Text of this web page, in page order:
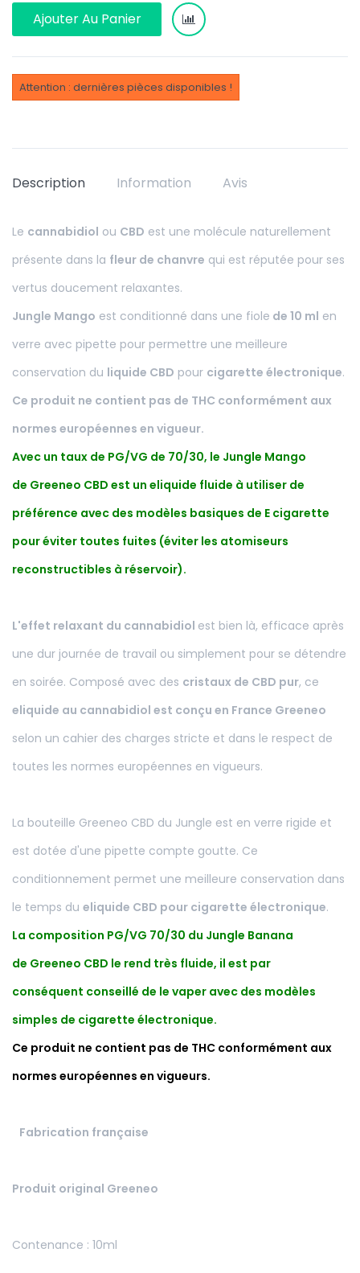
Ajouter Au Panier
Attention : dernières pièces disponibles !
Description Information Avis
Le cannabidiol ou CBD est une molécule naturellement
présente dans la fleur de chanvre qui est réputée pour ses
vertus doucement relaxantes.
Jungle Mango est conditionné dans une fiole de 10 ml en
verre avec pipette pour permettre une meilleure
conservation du liquide CBD pour cigarette électronique.
Ce produit ne contient pas de THC conformément aux
normes européennes en vigueur.
Avec un taux de PG/VG de 70/30, le Jungle Mango
de Greeneo CBD est un eliquide fluide à utiliser de
préférence avec des modèles basiques de E cigarette
pour éviter toutes fuites (éviter les atomiseurs
reconstructibles à réservoir).
L'effet relaxant du cannabidiol est bien là, efficace après
une dur journée de travail ou simplement pour se détendre
en soirée. Composé avec des cristaux de CBD pur, ce
eliquide au cannabidiol est conçu en France Greeneo
selon un cahier des charges stricte et dans le respect de
toutes les normes européennes en vigueurs.
La bouteille Greeneo CBD du Jungle est en verre rigide et
est dotée d'une pipette compte goutte. Ce
conditionnement permet une meilleure conservation dans
le temps du eliquide CBD pour cigarette électronique.
La composition PG/VG 70/30 du Jungle Banana
de Greeneo CBD le rend très fluide, il est par
conséquent conseillé de le vaper avec des modèles
simples de cigarette électronique.
Ce produit ne contient pas de THC conformément aux
normes européennes en vigueurs.
Fabrication française
Produit original Greeneo
Contenance : 10ml